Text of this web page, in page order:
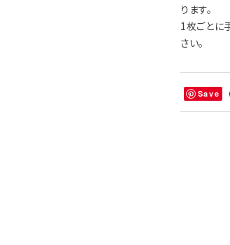
ります。
1枚ごとに
さい。
Save